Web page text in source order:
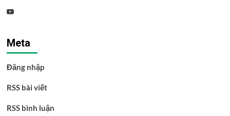
Youtube
Meta
Đăng nhập
RSS bài viết
RSS bình luận